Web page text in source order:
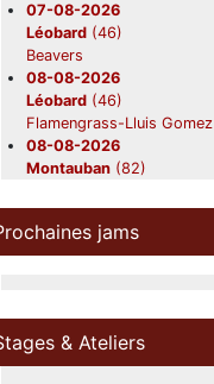
07-08-2026
Léobard (46)
Beavers
08-08-2026
Léobard (46)
Flamengrass-Lluis Gomez
08-08-2026
Montauban (82)
08-08-2026
Léobard(46)
Lluis Gômez's
Moyenne Rig
21-08-2026
jams
& Ateliers